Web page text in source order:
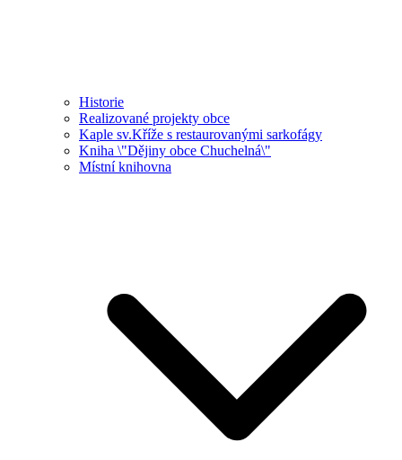
Historie
Realizované projekty obce
Kaple sv.Kříže s restaurovanými sarkofágy
Kniha \"Dějiny obce Chuchelná\"
Místní knihovna